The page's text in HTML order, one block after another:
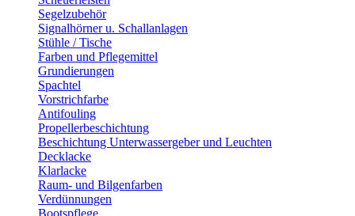
Segelzubehör
Signalhörner u. Schallanlagen
Stühle / Tische
Farben und Pflegemittel
Grundierungen
Spachtel
Vorstrichfarbe
Antifouling
Propellerbeschichtung
Beschichtung Unterwassergeber und Leuchten
Decklacke
Klarlacke
Raum- und Bilgenfarben
Verdünnungen
Bootspflege